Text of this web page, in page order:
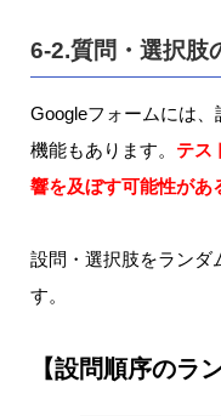
6-2.質問・選択肢
Googleフォームには
機能もあります。 テス
響を及ぼす可能性があ
設問・選択肢をランダ
す。
【設問順序のラ